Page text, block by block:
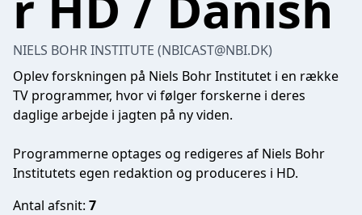
NIELS BOHR INSTITUTE (NBICAST@NBI.DK)
Oplev forskningen på Niels Bohr Institutet i en række
TV programmer, hvor vi følger forskerne i deres
daglige arbejde i jagten på ny viden.
Programmerne optages og redigeres af Niels Bohr
Institutets egen redaktion og produceres i HD.
Antal afsnit: 7